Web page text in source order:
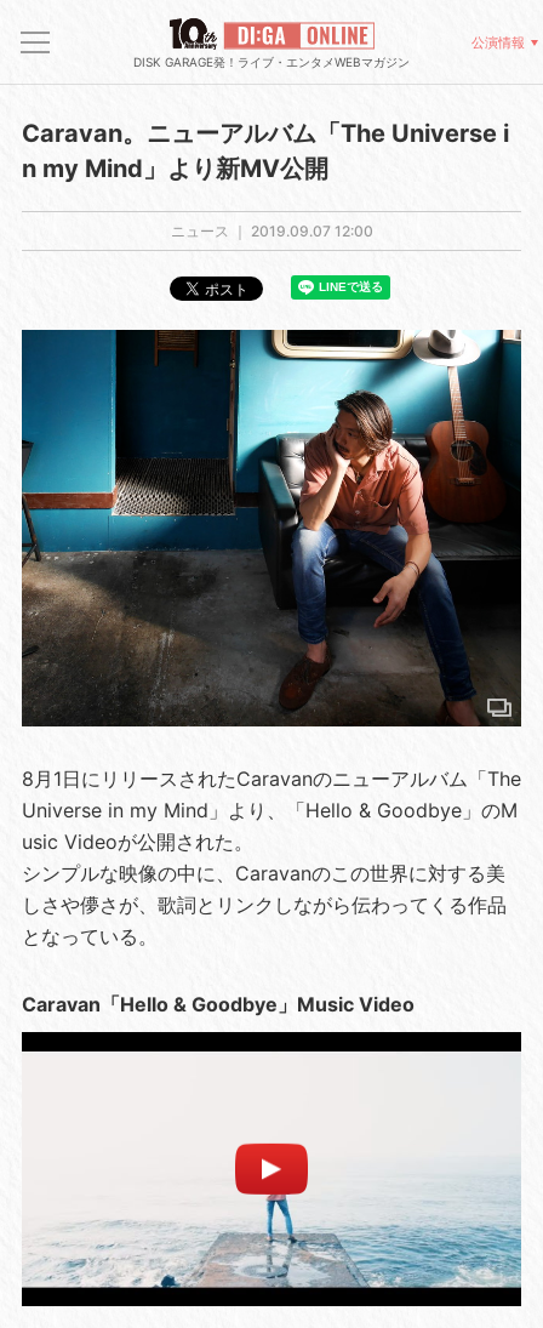
DISK GARAGE発！ライブ・エンタメWEBマガジン
公演情報
Caravan。ニューアルバム「The Universe i
n my Mind」より新MV公開
ニュース ｜ 2019.09.07 12:00
8月1日にリリースされたCaravanのニューアルバム「The
Universe in my Mind」より、「Hello & Goodbye」のM
usic Videoが公開された。
シンプルな映像の中に、Caravanのこの世界に対する美
しさや儚さが、歌詞とリンクしながら伝わってくる作品
となっている。
Caravan「Hello & Goodbye」Music Video